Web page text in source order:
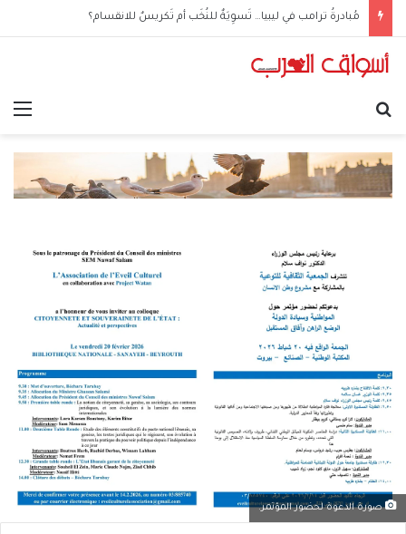
مُبادرةُ ترامب في ليبيا… تَسوِيَةٌ للنُخَب أم تَكريسٌ للانقسام؟
صورة الدعوة لحضور المؤتمر.